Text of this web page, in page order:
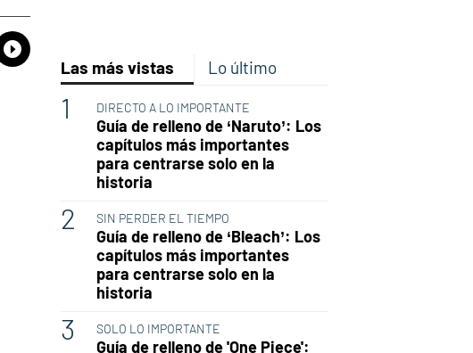
Whatsapp
Compartir
Las más vistas Lo último
DIRECTO A LO IMPORTANTE
Guía de relleno de ‘Naruto’: Los
capítulos más importantes
para centrarse solo en la
historia
SIN PERDER EL TIEMPO
Guía de relleno de ‘Bleach’: Los
capítulos más importantes
para centrarse solo en la
historia
SOLO LO IMPORTANTE
Guía de relleno de 'One Piece':